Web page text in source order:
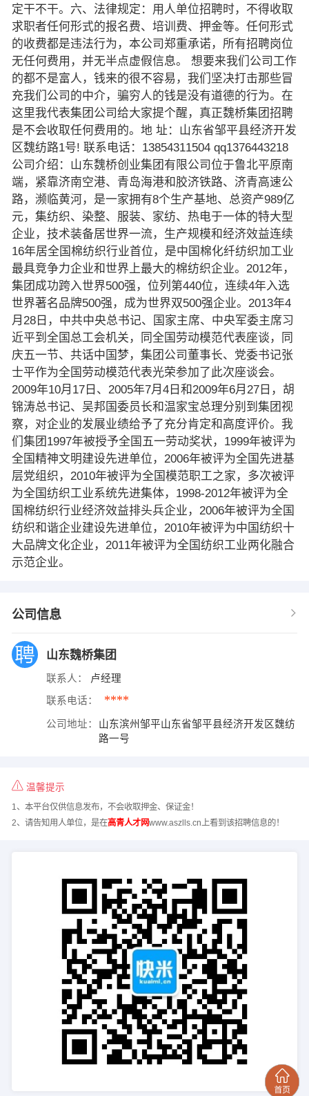
定干不干。六、法律规定：用人单位招聘时，不得收取
求职者任何形式的报名费、培训费、押金等。任何形式
的收费都是违法行为，本公司郑重承诺，所有招聘岗位
无任何费用，并无半点虚假信息。 想要来我们公司工作
的都不是富人，钱来的很不容易，我们坚决打击那些冒
充我们公司的中介，骗穷人的钱是没有道德的行为。在
这里我代表集团公司给大家提个醒，真正魏桥集团招聘
是不会收取任何费用的。地 址：山东省邹平县经济开发
区魏纺路1号! 联系电话：13854311504 qq1376443218
公司介绍：山东魏桥创业集团有限公司位于鲁北平原南
端，紧靠济南空港、青岛海港和胶济铁路、济青高速公
路，濒临黄河，是一家拥有8个生产基地、总资产989亿
元，集纺织、染整、服装、家纺、热电于一体的特大型
企业，技术装备居世界一流，生产规模和经济效益连续
16年居全国棉纺织行业首位，是中国棉化纤纺织加工业
最具竞争力企业和世界上最大的棉纺织企业。2012年，
集团成功跨入世界500强，位列第440位，连续4年入选
世界著名品牌500强，成为世界双500强企业。2013年4
月28日，中共中央总书记、国家主席、中央军委主席习
近平到全国总工会机关，同全国劳动模范代表座谈，同
庆五一节、共话中国梦，集团公司董事长、党委书记张
士平作为全国劳动模范代表光荣参加了此次座谈会。
2009年10月17日、2005年7月4日和2009年6月27日，胡
锦涛总书记、吴邦国委员长和温家宝总理分别到集团视
察，对企业的发展业绩给予了充分肯定和高度评价。我
们集团1997年被授予全国五一劳动奖状，1999年被评为
全国精神文明建设先进单位，2006年被评为全国先进基
层党组织，2010年被评为全国模范职工之家，多次被评
为全国纺织工业系统先进集体，1998-2012年被评为全
国棉纺织行业经济效益排头兵企业，2006年被评为全国
纺织和谐企业建设先进单位，2010年被评为中国纺织十
大品牌文化企业，2011年被评为全国纺织工业两化融合
示范企业。
公司信息
山东魏桥集团
联系人： 卢经理
联系电话： ****
公司地址：
山东滨州邹平山东省邹平县经济开发区魏纺
路一号
温馨提示
1、本平台仅供信息发布，不会收取押金、保证金！
2、请告知用人单位，是在高青人才网www.aszlls.cn上看到该招聘信息的！